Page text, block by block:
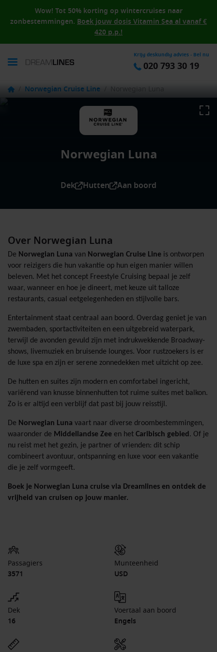
Wow! Tot 50% korting op wintercruises naar
zonbestemmingen. Boek jouw dosis Vitamin Sea al vanaf €
420 p.p.!
Krijg deskundig advies - Bel nu
020 793 30 19
/ Norwegian Cruise Line / Norwegian Luna
Norwegian Luna
Dek Hutten Aan boord
Over Norwegian Luna
De Norwegian Luna van Norwegian Cruise Line is ontworpen
voor reizigers die hun vakantie op hun eigen manier willen
beleven. Met het concept Freestyle Cruising bepaal je zelf
waar, wanneer en hoe je dineert, met keuze uit talloze
restaurants, casual eetgelegenheden en stijlvolle bars.
Entertainment staat centraal aan boord. Overdag geniet je van
zwembaden, sportactiviteiten en een uitgebreid waterpark,
terwijl de avonden gevuld zijn met indrukwekkende Broadway-
shows, livemuziek en bruisende lounges. Voor rustzoekers is er
de luxe spa en zijn er serene zonnedekken met uitzicht op zee.
De hutten en suites zijn modern en comfortabel ingericht,
variërend van knusse binnenhutten tot ruime suites met balkon.
Zo is er altijd een verblijf dat past bij jouw reisstijl.
De Norwegian Luna vaart naar diverse droombestemmingen,
waaronder de Middellandse Zee en het Caribisch gebied . Of je
nu reist met het gezin, je partner of vrienden: dit schip
combineert avontuur, ontspanning en luxe voor een vakantie
die je zelf vormgeeft.
Boek je Norwegian Luna cruise via Dreamlines en ontdek de
vrijheid van cruisen op jouw manier.
Passagiers
3571
Munteenheid
USD
Dek
16
Voertaal aan boord
Engels